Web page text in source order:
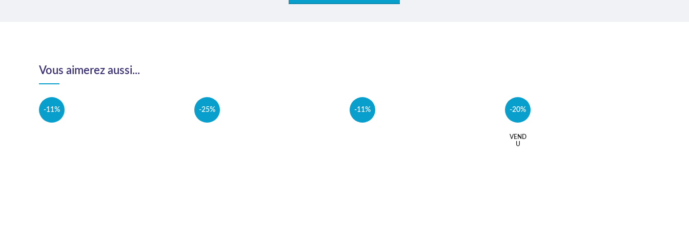
Vous aimerez aussi...
-11% -25% -11% -20%
VEND
U